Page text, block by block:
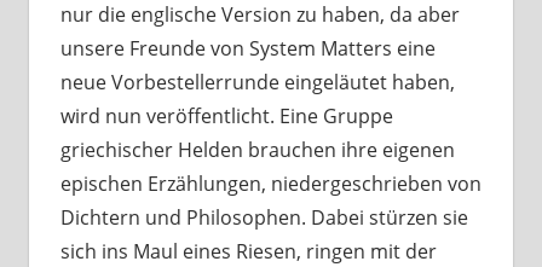
nur die englische Version zu haben, da aber
unsere Freunde von System Matters eine
neue Vorbestellerrunde eingeläutet haben,
wird nun veröffentlicht. Eine Gruppe
griechischer Helden brauchen ihre eigenen
epischen Erzählungen, niedergeschrieben von
Dichtern und Philosophen. Dabei stürzen sie
sich ins Maul eines Riesen, ringen mit der